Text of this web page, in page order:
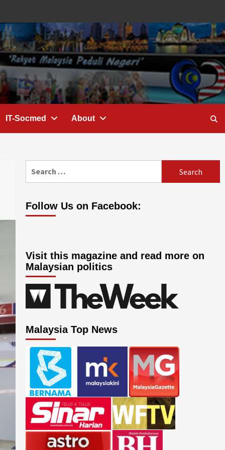
IT-Socmed About
Follow Us on Facebook:
Visit this magazine and read more on
Malaysian politics
Malaysia Top News